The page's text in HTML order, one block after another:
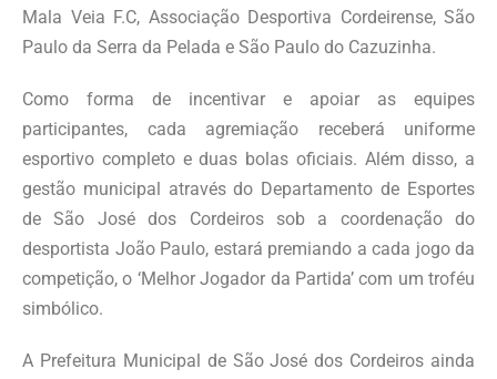
Mala Veia F.C, Associação Desportiva Cordeirense, São
Paulo da Serra da Pelada e São Paulo do Cazuzinha.
Como forma de incentivar e apoiar as equipes
participantes, cada agremiação receberá uniforme
esportivo completo e duas bolas oficiais. Além disso, a
gestão municipal através do Departamento de Esportes
de São José dos Cordeiros sob a coordenação do
desportista João Paulo, estará premiando a cada jogo da
competição, o ‘Melhor Jogador da Partida’ com um troféu
simbólico.
A Prefeitura Municipal de São José dos Cordeiros ainda